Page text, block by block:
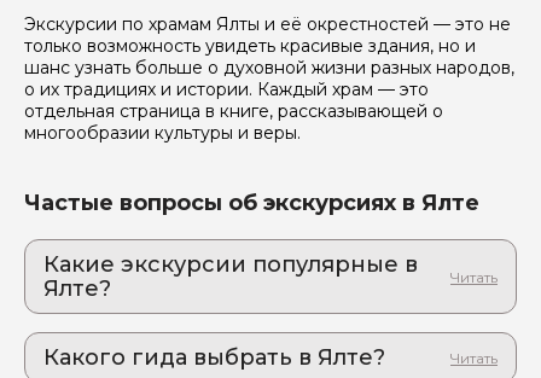
Экскурсии по храмам Ялты и её окрестностей — это не
только возможность увидеть красивые здания, но и
шанс узнать больше о духовной жизни разных народов,
о их традициях и истории. Каждый храм — это
отдельная страница в книге, рассказывающей о
многообразии культуры и веры.
Частые вопросы об экскурсиях в Ялте
Какие экскурсии популярные в
Ялте?
Крыму
Откройте для себя тайны Крыма: уникальная
Какого гида выбрать в Ялте?